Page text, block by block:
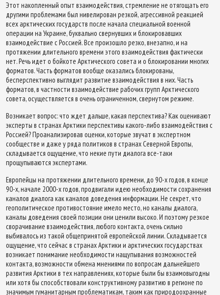
Этот накопленный опыт взаимодействия, стремление не отягощать его
другими проблемами был нивелирован резкой, агрессивной реакцией
всех арктических государств после начала специальной военной
операции на Украине, буквально свернувших и блокировавших
взаимодействие с Россией. Все произошло резко, внезапно, и на
протяжении длительного времени этого взаимодействия фактически
нет. Речь идет о бойкоте Арктического совета и о блокировании многих
форматов. Часть форматов вообще оказались блокированы,
бесперспективно выглядит развитие взаимодействия в них. Часть
форматов, в частности взаимодействие рабочих групп Арктического
совета, осуществляется в очень ограниченном, свернутом режиме.
Возникает вопрос: что ждет дальше, какая перспектива? Как оценивают
эксперты в странах Арктики перспективы какого-либо взаимодействия с
Россией? Проанализировав оценки, которые звучат в экспертном
сообществе и даже у ряда политиков в странах Северной Европы,
складывается ощущение, что некие пути диалога все-таки
прощупываются экспертами.
Европейцы на протяжении длительного времени, до 90-х годов, в конце
90-х, начале 2000-х годов, продвигали идею необходимости сохранения
каналов диалога как каналов доведения информации. Не секрет, что
геополитическое противостояние имело место, но каналы диалога,
каналы доведения своей позиции они ценили высоко. И поэтому резкое
сворачивание взаимодействия, любого контакта, очень сильно
выбивалось из такой общепринятой европейской линии. Складывается
ощущение, что сейчас в странах Арктики и арктических государствах
возникает понимание необходимости нащупывания возможностей
контакта, возможности обмена мнениями по вопросам дальнейшего
развития Арктики в тех направлениях, которые были бы взаимовыгодны
или хотя бы способствовали конструктивному развитию в регионе по
значимым гуманитарным проблематикам, таким как природоохранные